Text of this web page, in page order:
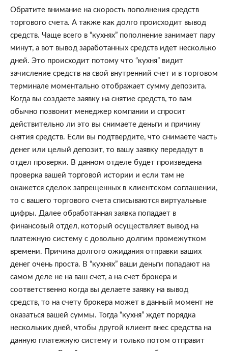
Обратите внимание на скорость пополнения средств
торгового счета. А также как долго происходит вывод
средств. Чаще всего в “кухнях” пополнение занимает пару
минут, а вот вывод заработанных средств идет несколько
дней. Это происходит потому что “кухня” видит
зачисление средств на свой внутренний счет и в торговом
терминале моментально отображает сумму депозита.
Когда вы создаете заявку на снятие средств, то вам
обычно позвонит менеджер компании и спросит
действительно ли это вы снимаете деньги и причину
снятия средств. Если вы подтвердите, что снимаете часть
денег или целый депозит, то вашу заявку передадут в
отдел проверки. В данном отделе будет произведена
проверка вашей торговой истории и если там не
окажется сделок запрещенных в клиентском соглашении,
то с вашего торгового счета списываются виртуальные
цифры. Далее обработанная заявка попадает в
финансовый отдел, который осуществляет вывод на
платежную систему с довольно долгим промежутком
времени. Причина долгого ожидания отправки ваших
денег очень проста. В “кухнях” ваши деньги попадают на
самом деле не на ваш счет, а на счет брокера и
соответственно когда вы делаете заявку на вывод
средств, то на счету брокера может в данный момент не
оказаться вашей суммы. Тогда “кухня” ждет порядка
нескольких дней, чтобы другой клиент внес средства на
данную платежную систему и только потом отправит